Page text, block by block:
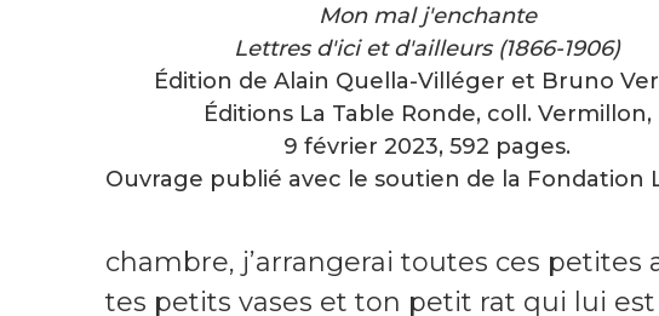
Mon mal j'enchante
Lettres d'ici et d'ailleurs (1866-1906)
Édition de Alain Quella-Villéger et Bruno
Éditions La Table Ronde, coll. Vermillon,
9 février 2023, 592 pages.
Ouvrage publié avec le soutien de la Fondation
chambre, j’arrangerai toutes ces petites
tes petits vases et ton petit rat qui lui